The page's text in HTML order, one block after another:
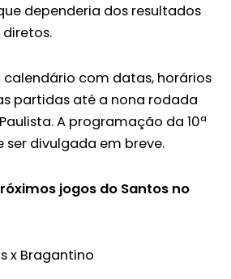
dependeria dos resultados
calendário com datas, horários
partidas até a nona rodada
A programação da 10ª
ser divulgada em breve.
jogos do Santos no
x Bragantino